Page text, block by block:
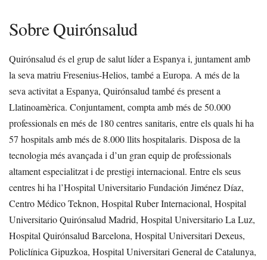
Sobre Quirónsalud
Quirónsalud és el grup de salut líder a Espanya i, juntament amb
la seva matriu Fresenius-Helios, també a Europa. A més de la
seva activitat a Espanya, Quirónsalud també és present a
Llatinoamèrica. Conjuntament, compta amb més de 50.000
professionals en més de 180 centres sanitaris, entre els quals hi ha
57 hospitals amb més de 8.000 llits hospitalaris. Disposa de la
tecnologia més avançada i d’un gran equip de professionals
altament especialitzat i de prestigi internacional. Entre els seus
centres hi ha l’Hospital Universitario Fundación Jiménez Díaz,
Centro Médico Teknon, Hospital Ruber Internacional, Hospital
Universitario Quirónsalud Madrid, Hospital Universitario La Luz,
Hospital Quirónsalud Barcelona, Hospital Universitari Dexeus,
Policlínica Gipuzkoa, Hospital Universitari General de Catalunya,